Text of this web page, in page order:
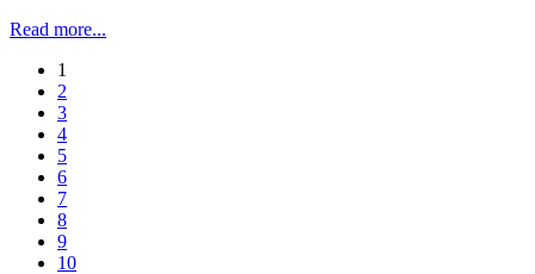
Read more...
1
2
3
4
5
6
7
8
9
10